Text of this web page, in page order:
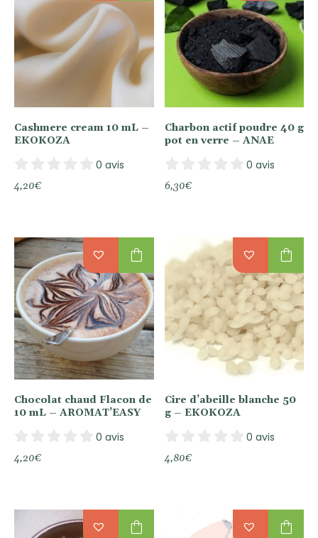
Cashmere cream 10 mL –
EKOKOZA
0 avis
4,20€
Charbon actif poudre 40 g
pot en verre – ANAE
0 avis
6,30€
Chocolat chaud Flacon de
10 mL – AROMAT’EASY
0 avis
4,20€
shopping_bag
Cire d’abeille blanche 50
g – EKOKOZA
0 avis
4,80€
shopping_bag
shopping_bag shopping_bag